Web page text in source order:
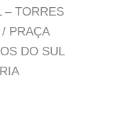
– TORRES
PRAÇA
DO SUL